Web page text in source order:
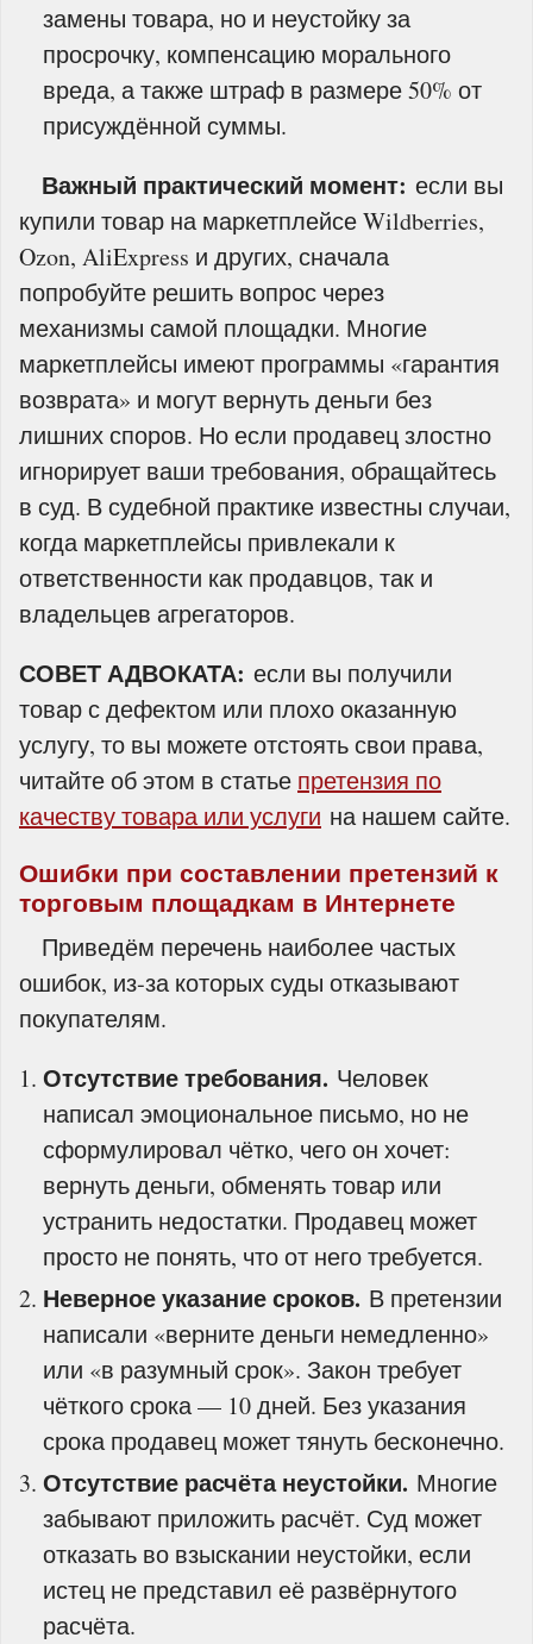
замены товара, но и неустойку за
просрочку, компенсацию морального
вреда, а также штраф в размере 50% от
присуждённой суммы.
Важный практический момент: если вы
купили товар на маркетплейсе Wildberries,
Ozon, AliExpress и других, сначала
попробуйте решить вопрос через
механизмы самой площадки. Многие
маркетплейсы имеют программы «гарантия
возврата» и могут вернуть деньги без
лишних споров. Но если продавец злостно
игнорирует ваши требования, обращайтесь
в суд. В судебной практике известны случаи,
когда маркетплейсы привлекали к
ответственности как продавцов, так и
владельцев агрегаторов.
СОВЕТ АДВОКАТА: если вы получили
товар с дефектом или плохо оказанную
услугу, то вы можете отстоять свои права,
читайте об этом в статье претензия по
качеству товара или услуги на нашем сайте.
Ошибки при составлении претензий к
торговым площадкам в Интернете
Приведём перечень наиболее частых
ошибок, из‑за которых суды отказывают
покупателям.
Отсутствие требования. Человек
написал эмоциональное письмо, но не
сформулировал чётко, чего он хочет:
вернуть деньги, обменять товар или
устранить недостатки. Продавец может
просто не понять, что от него требуется.
Неверное указание сроков. В претензии
написали «верните деньги немедленно»
или «в разумный срок». Закон требует
чёткого срока — 10 дней. Без указания
срока продавец может тянуть бесконечно.
Отсутствие расчёта неустойки. Многие
забывают приложить расчёт. Суд может
отказать во взыскании неустойки, если
истец не представил её развёрнутого
расчёта.